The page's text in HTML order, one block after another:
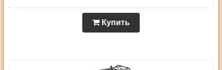
Купить